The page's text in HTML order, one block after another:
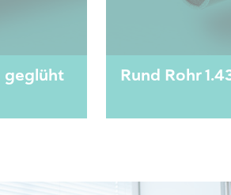
geglüht Rund Rohr